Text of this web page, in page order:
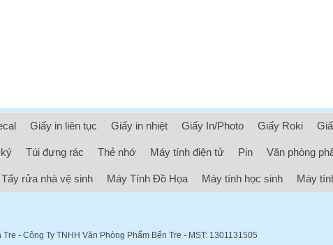
Giấy in liên tục Giấy in nhiệt Giấy In/Photo Giấy Roki
Túi đựng rác Thẻ nhớ Máy tính điện tử Pin Văn phòng
Tẩy rửa nhà vệ sinh Máy Tính Đồ Họa Máy tính học sinh Máy
Tre - Công Ty TNHH Văn Phòng Phẩm Bến Tre - MST: 1301131505